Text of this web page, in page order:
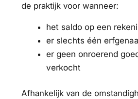
de praktijk voor wanneer:
het saldo op een
er slechts één
er geen onroerend
verkocht
Afhankelijk van de